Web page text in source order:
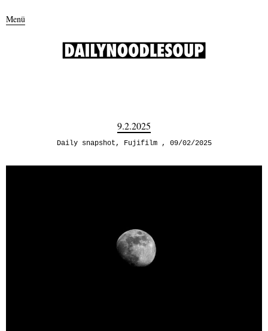
Menü
9.2.2025
Daily snapshot, Fujifilm 09/02/2025